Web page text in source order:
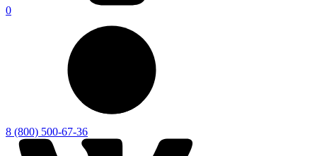
0
8 (800) 500-67-36